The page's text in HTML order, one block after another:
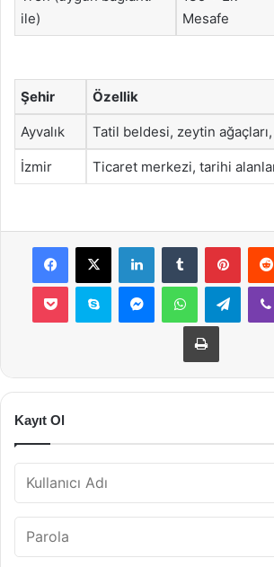
ile)
Mesafe
Şehir Özellik
Ayvalık Tatil beldesi, zeytin
İzmir Ticaret merkezi, tarihi
Facebook
X LinkedInTumblr
Pocket Skype MessengerWhatsApp
Yazdır
Kayıt Ol